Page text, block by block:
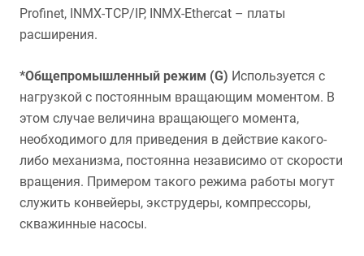
Profinet, INMX-TCP/IP, INMX-Ethercat – платы
расширения.
*Общепромышленный режим (G) Используется с
нагрузкой с постоянным вращающим моментом. В
этом случае величина вращающего момента,
необходимого для приведения в действие какого-
либо механизма, постоянна независимо от скорости
вращения. Примером такого режима работы могут
служить конвейеры, экструдеры, компрессоры,
скважинные насосы.